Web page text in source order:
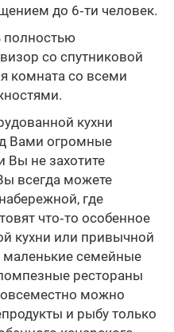
до 6‑ти человек.
полностью
со спутниковой
комната со всеми
кухни
Вами огромные
Вы не захотите
всегда можете
где
что‑то особенное
кухни или привычной
маленькие семейные
рестораны
можно
и рыбу только